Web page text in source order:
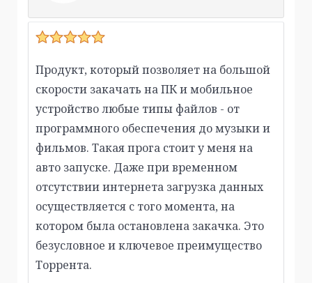
Продукт, который позволяет на большой
скорости закачать на ПК и мобильное
устройство любые типы файлов - от
программного обеспечения до музыки и
фильмов. Такая прога стоит у меня на
авто запуске. Даже при временном
отсутствии интернета загрузка данных
осуществляется с того момента, на
котором была остановлена закачка. Это
безусловное и ключевое преимущество
Торрента.